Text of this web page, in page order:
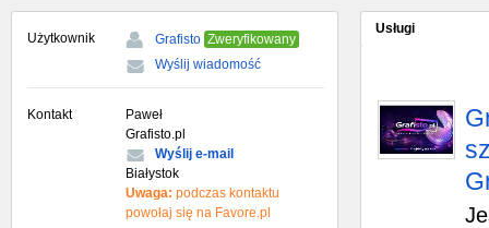
Użytkownik Grafisto Zweryfikowany
Wyślij wiadomość
Kontakt
Paweł
Grafisto.pl
Wyślij e-mail
Białystok
Uwaga: podczas kontaktu
powołaj się na Favore.pl
Usługi